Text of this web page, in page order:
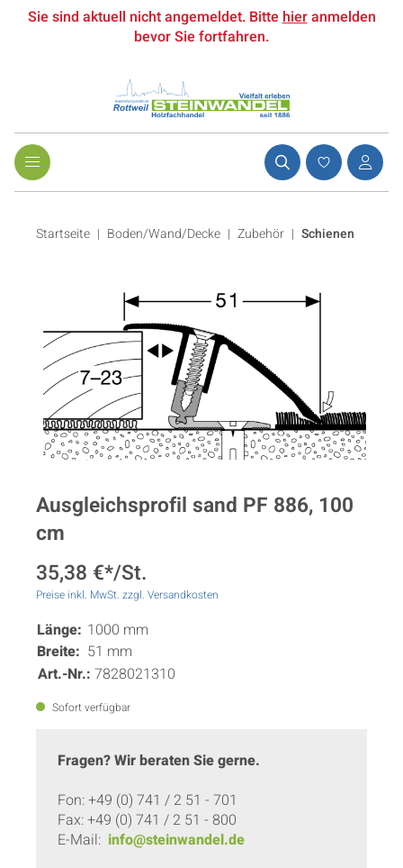
Sie sind aktuell nicht angemeldet. Bittehieranmelden
bevor Sie fortfahren.
Startseite Boden/Wand/Decke | Zubehör | Schienen
Ausgleichsprofil sand PF 886, 100
cm
35,38 €*/St.
Preise inkl. MwSt. zzgl. Versandkosten
Länge: 1000 mm
Breite: 51 mm
Art.-Nr.: 7828021310
Sofort verfügbar
Fragen? Wir beraten Sie gerne.
Fon: +49 (0) 741 / 2 51 - 701
Fax: +49 (0) 741 / 2 51 - 800
E-Mail: info@steinwandel.de